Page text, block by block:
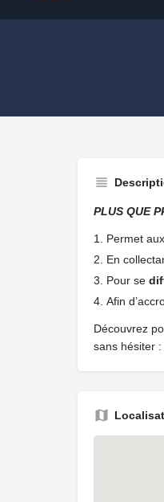
PLUS QUE
Permet
En
Pour se
Afin
Découvrez
sans hésiter